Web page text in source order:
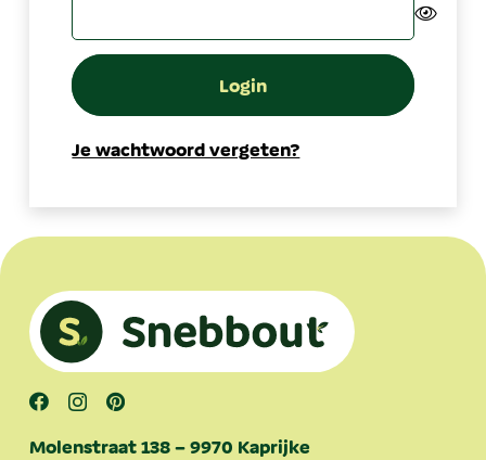
Login
Je wachtwoord vergeten?
Molenstraat 138 – 9970 Kaprijke